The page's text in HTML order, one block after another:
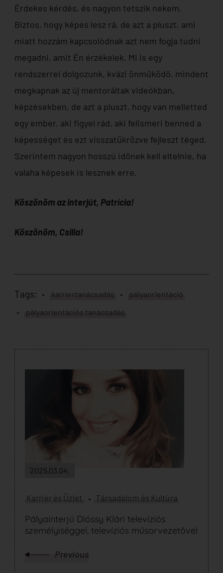
Érdekes kérdés, és nagyon tetszik nekem.
Biztos, hogy képes lesz rá, de azt a pluszt, ami
miatt hozzám kapcsolódnak azt nem fogja tudni
megadni, amit Én érzékelek. Mi is egy
rendszerrel dolgozunk, kvázi önműködő, mindent
megkapnak az új mentoráltak videókban,
képzésekben, de azt a pluszt, hogy van melletted
egy ember, aki figyel rád, aki felismeri benned a
képességet és ezt visszatükrözve fejleszt téged.
Szerintem nagyon hosszú időnek kell eltelnie, ha
valaha képesek is lesznek erre.
Köszönöm az interjút, Patrícia!
Köszönöm, Csilla!
Tags: karriertanácsadás
pályaorientáció
pályaorientációs tanácsadás
2025.03.04.
Karrier és Üzlet Társadalom és Kultúra
Pályainterjú Dióssy Klári televíziós
személyiséggel, televíziós műsorvezetővel
Previous